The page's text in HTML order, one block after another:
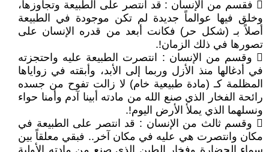
 فقسم من الإنسان : قد انتصر على الطبيعة وتجاوزها،
وخلق فيها عوالماً جديدة لم تكن موجودة في الطبيعة
أصلاً بـ (شكل حر) فكانت أبعد من قدره الإنسان على
تصورها في ذلك الزمان!.
 وقسم من الإنسان : انتصرت الطبيعة عليه واحتجزته
في أدغالها منذ الأزل وربما إلى الأبد، وأبقته في زواياها
المظلمة كـ (مادة طبيعية خام) لا زالت تفوح من جسده
رائحة الفخار الذي صنع الله من مادته أبينا آدم وأمنا حواء
ونسلهما الذي يملأ الأرض اليوم!.
 وقسم ثالث من الإنسان : قد انتصر على الطبيعة في
مكان وانتصرت هي عليه في مكان آخر.. فبقي معلقاً بين